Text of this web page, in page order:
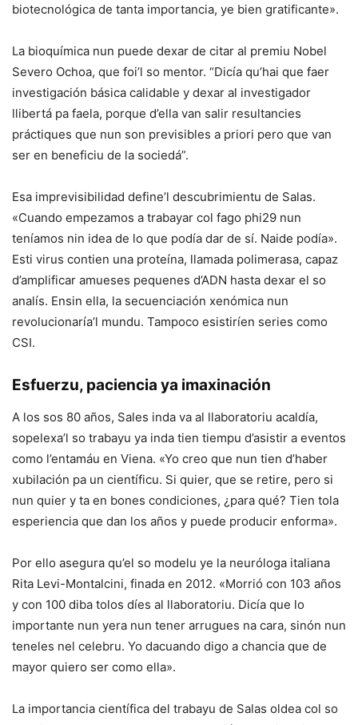
biotecnológica de tanta importancia, ye bien gratificante».
La bioquímica nun puede dexar de citar al premiu Nobel
Severo Ochoa, que foi’l so mentor. “Dicía qu’hai que faer
investigación básica calidable y dexar al investigador
llibertá pa faela, porque d’ella van salir resultancies
práctiques que nun son previsibles a priori pero que van
ser en beneficiu de la sociedá”.
Esa imprevisibilidad define’l descubrimientu de Salas.
«Cuando empezamos a trabayar col fago phi29 nun
teníamos nin idea de lo que podía dar de sí. Naide podía».
Esti virus contien una proteína, llamada polimerasa, capaz
d’amplificar amueses pequenes d’ADN hasta dexar el so
analís. Ensin ella, la secuenciación xenómica nun
revolucionaría’l mundu. Tampoco esistiríen series como
CSI.
Esfuerzu, paciencia ya imaxinación
A los sos 80 años, Sales inda va al llaboratoriu acaldía,
sopelexa’l so trabayu ya inda tien tiempu d’asistir a eventos
como l’entamáu en Viena. «Yo creo que nun tien d’haber
xubilación pa un científicu. Si quier, que se retire, pero si
nun quier y ta en bones condiciones, ¿para qué? Tien tola
esperiencia que dan los años y puede producir enforma».
Por ello asegura qu’el so modelu ye la neuróloga italiana
Rita Levi-Montalcini, finada en 2012. «Morrió con 103 años
y con 100 diba tolos díes al llaboratoriu. Dicía que lo
importante nun yera nun tener arrugues na cara, sinón nun
teneles nel celebru. Yo dacuando digo a chancia que de
mayor quiero ser como ella».
La importancia científica del trabayu de Salas oldea col so